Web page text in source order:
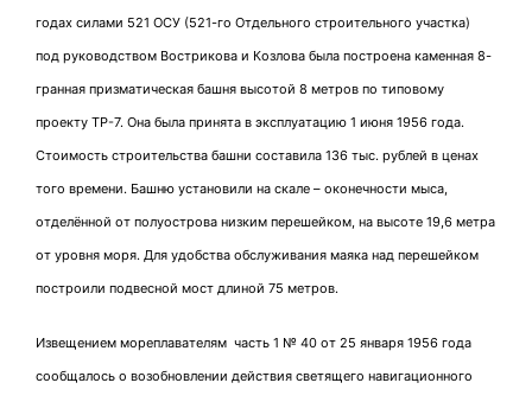
годах силами 521 ОСУ (521-го Отдельного строительного участка)
под руководством Вострикова и Козлова была построена каменная 8-
гранная призматическая башня высотой 8 метров по типовому
проекту ТР-7. Она была принята в эксплуатацию 1 июня 1956 года.
Стоимость строительства башни составила 136 тыс. рублей в ценах
того времени. Башню установили на скале – оконечности мыса,
отделённой от полуострова низким перешейком, на высоте 19,6 метра
от уровня моря. Для удобства обслуживания маяка над перешейком
построили подвесной мост длиной 75 метров.
Извещением мореплавателям часть 1 № 40 от 25 января 1956 года
сообщалось о возобновлении действия светящего навигационного